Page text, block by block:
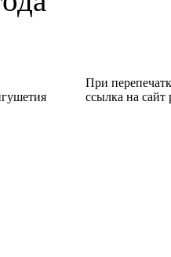
При
ссылка на сайт